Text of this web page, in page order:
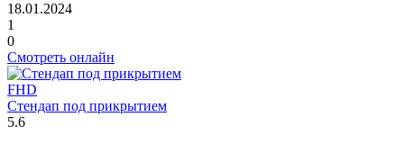
18.01.2024
1
0
Смотреть онлайн
FHD
Стендап под прикрытием
5.6